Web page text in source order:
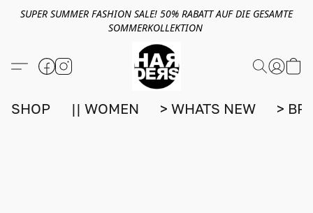
SUPER SUMMER FASHION SALE! 50% RABATT AUF DIE GESAMTE
SOMMERKOLLEKTION
SHOP || WOMEN > WHATS NEW >